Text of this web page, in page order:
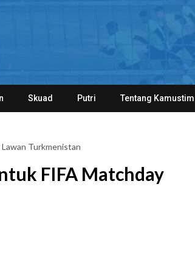
Skuad Putri Tentang
Turkmenistan
FIFA Matchday